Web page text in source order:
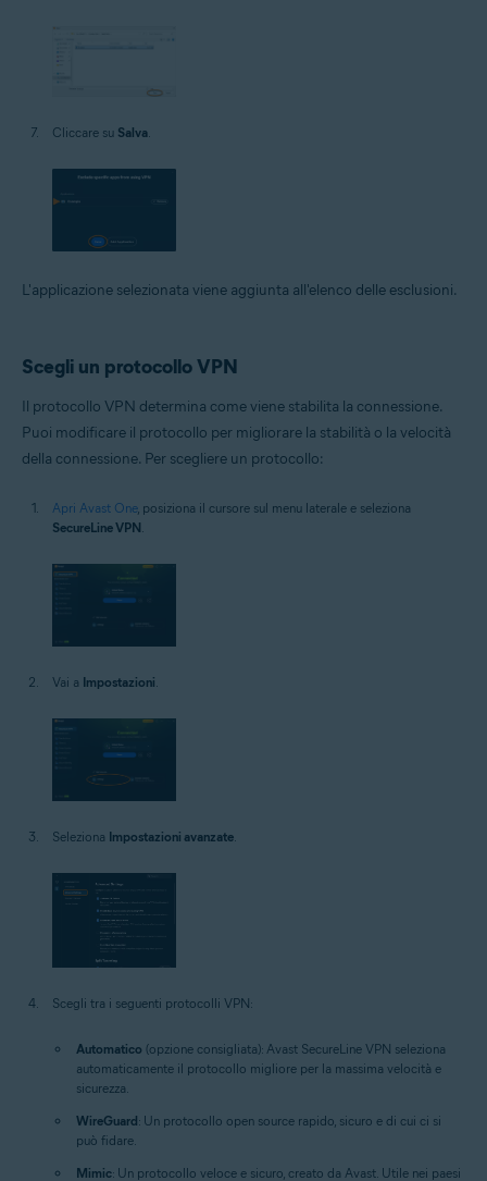
Cliccare su Salva
L'applicazione selezionata viene aggiunta all'elenco delle esclusioni.
Scegli un protocollo VPN
Il protocollo VPN determina come viene stabilita la connessione.
Puoi modificare il protocollo per migliorare la stabilità o la velocità
della connessione. Per scegliere un protocollo:
Apri Avast One, posiziona il cursore sul menu laterale e seleziona
SecureLine VPN
Vai a Impostazioni.
Seleziona Impostazioni avanzate.
Scegli tra i seguenti protocolli VPN:
Automatico (opzione consigliata): Avast SecureLine VPN seleziona
automaticamente il protocollo migliore per la massima velocità e
sicurezza.
WireGuard: Un protocollo open source rapido, sicuro e di cui ci si
può fidare.
Mimic: Un protocollo veloce e sicuro, creato da Avast. Utile nei paesi